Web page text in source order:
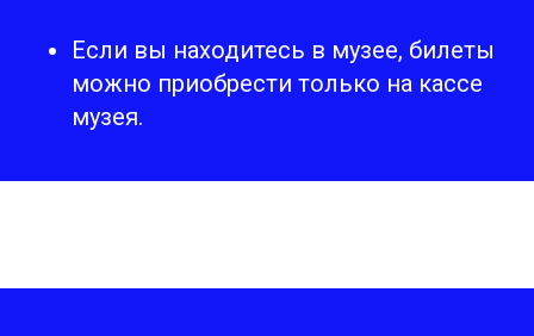
Если вы находитесь в музее, билеты
можно приобрести только на кассе
музея.